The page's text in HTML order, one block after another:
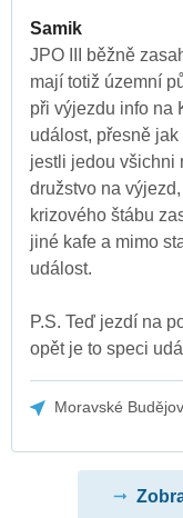
Samik
JPO III běžně
mají totiž územní
při výjezdu info na
událost, přesně
jestli jedou všichni
družstvo na
krizového štábu
jiné kafe a mimo
událost.
P.S. Teď jezdí na
opět je to speci
Moravské